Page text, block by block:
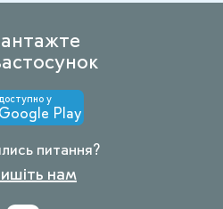
доступно у
Google Play
питання?
нам